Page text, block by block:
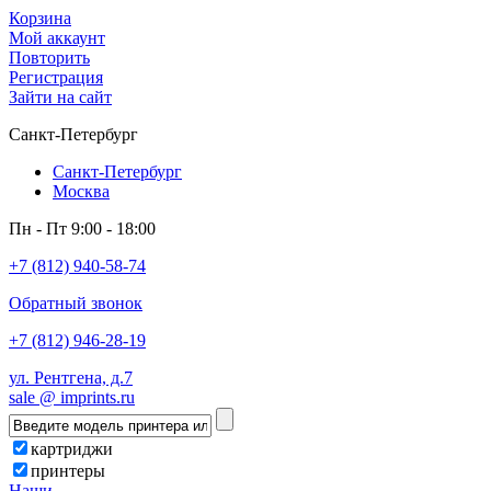
Корзина
Мой аккаунт
Повторить
Регистрация
Зайти на сайт
Санкт-Петербург
Санкт-Петербург
Москва
Пн - Пт 9:00 - 18:00
+7 (812) 940-58-74
Обратный звонок
+7 (812) 946-28-19
ул. Рентгена, д.7
sale @ imprints.ru
картриджи
принтеры